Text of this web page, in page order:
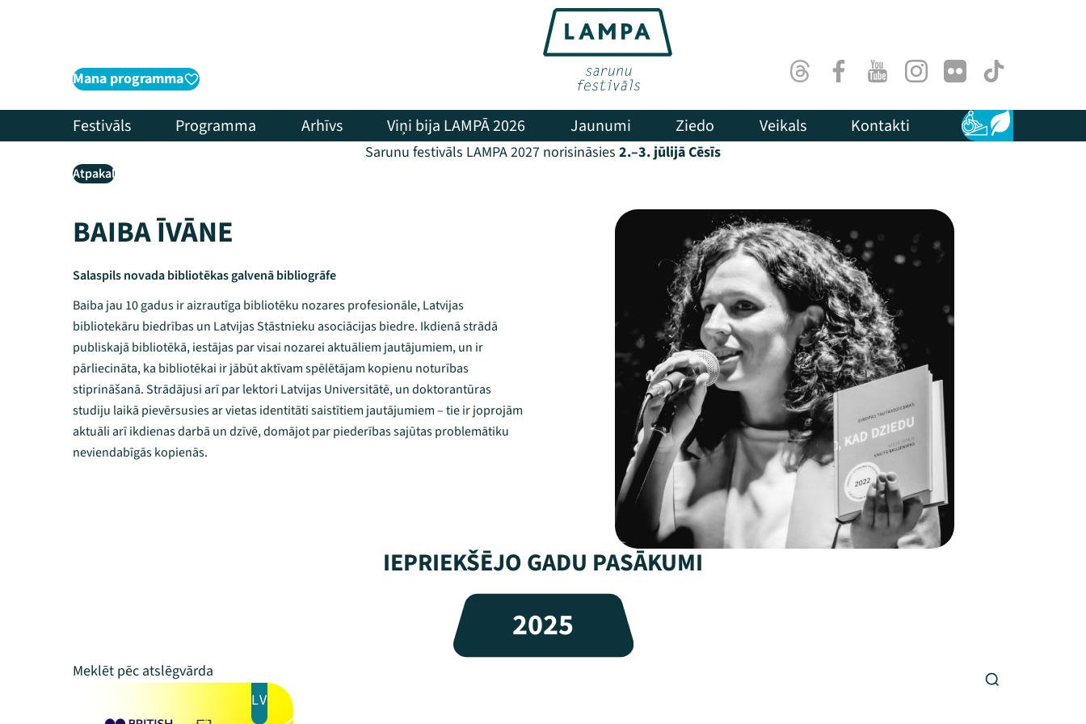
Mana programma ThreadsFacebookYoutubeInstagram
Flick TikTok
Festivāls Programma Arhīvs Viņi bija LAMPĀ 2026 Jaunumi Ziedo Veikals Kontakti Pieejamība
Ilgtspēja
Sarunu festivāls LAMPA 2027 norisināsies 2.–3. jūlijā Cēsīs
Atpakaļ
BAIBA ĪVĀNE
Salaspils novada bibliotēkas galvenā bibliogrāfe
Baiba jau 10 gadus ir aizrautīga bibliotēku nozares profesionāle, Latvijas
bibliotekāru biedrības un Latvijas Stāstnieku asociācijas biedre. Ikdienā strādā
publiskajā bibliotēkā, iestājas par visai nozarei aktuāliem jautājumiem, un ir
pārliecināta, ka bibliotēkai ir jābūt aktīvam spēlētājam kopienu noturības
stiprināšanā. Strādājusi arī par lektori Latvijas Universitātē, un doktorantūras
studiju laikā pievērsusies ar vietas identitāti saistītiem jautājumiem – tie ir joprojām
aktuāli arī ikdienas darbā un dzīvē, domājot par piederības sajūtas problemātiku
neviendabīgās kopienās.
IEPRIEKŠĒJO GADU PASĀKUMI
2025
LV